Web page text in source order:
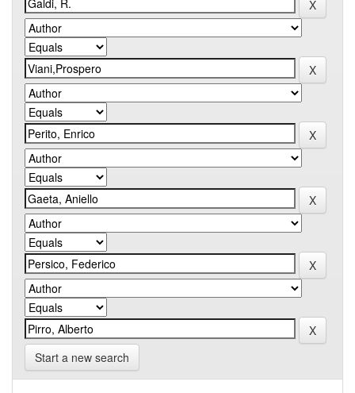
Start a new search